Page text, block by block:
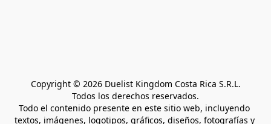
Copyright © 2026 Duelist Kingdom Costa Rica S.R.L.
Todos los derechos reservados.
Todo el contenido presente en este sitio web, incluyendo
textos, imágenes, logotipos, gráficos, diseños, fotografías y